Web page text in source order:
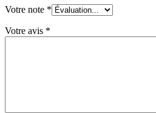
Votre note *
Votre avis *